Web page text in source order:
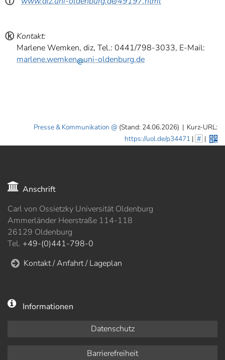
ⓚ Kontakt:
Marlene Wemken, diz, Tel.: 0441/798-3033, E-Mail:
marlene.wemken
uni-oldenburg.de
Presse & Kommunikation (Stand: 24.06.2026) | Kurz-URL:
https://uol.de/p34471 | # |
Anschrift
Carl von Ossietzky Universität Oldenburg
Ammerländer Heerstraße 114-118
26129 Oldenburg
Tel. +49-(0)441-798-0
Kontakt / Anfahrt / Lageplan
Informationen
Datenschutz
Barrierefreiheit